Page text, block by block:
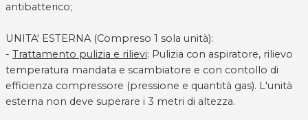
antibatterico;
UNITA' ESTERNA (Compreso 1 sola unità):
- Trattamento pulizia e rilievi: Pulizia con aspiratore, rilievo
temperatura mandata e scambiatore e con contollo di
efficienza compressore (pressione e quantità gas). L'unità
esterna non deve superare i 3 metri di altezza.